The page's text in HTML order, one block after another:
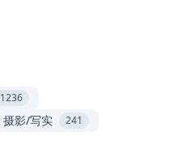
1236
摄影/写实 241